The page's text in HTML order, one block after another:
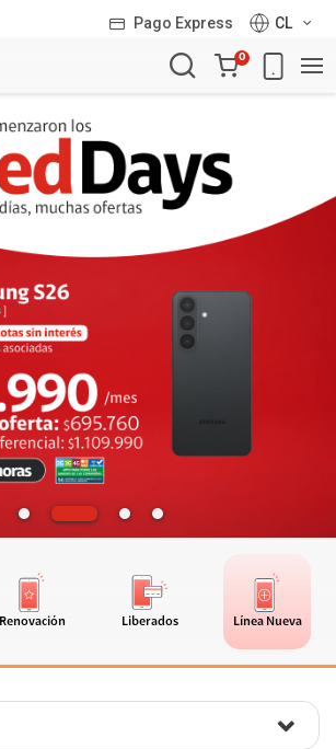
Pago Express
CL
Carro
de
0
Renovación Liberados Línea Nueva